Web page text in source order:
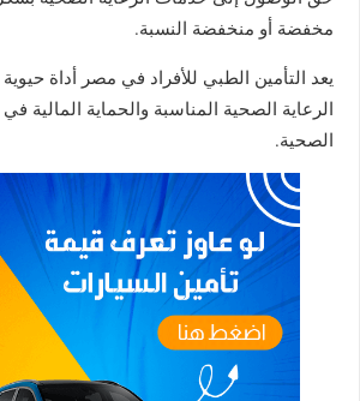
مخفضة أو منخفضة النسبة.
يعد التأمين الطبي للأفراد في مصر أداة
الرعاية الصحية المناسبة والحماية المالية
الصحية.